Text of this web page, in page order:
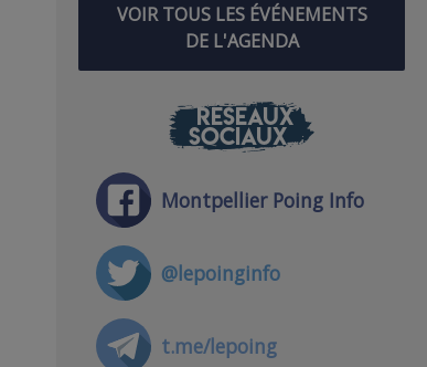
VOIR TOUS LES ÉVÉNEMENTS
DE L'AGENDA
RÉSEAUX
SOCIAUX
Montpellier Poing Info
@lepoinginfo
t.me/lepoing